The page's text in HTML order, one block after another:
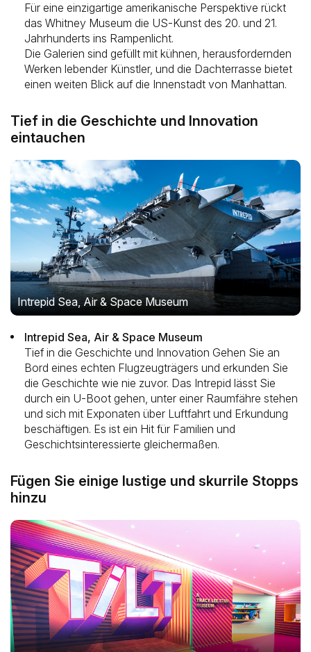
Für eine einzigartige amerikanische Perspektive rückt
das Whitney Museum die US-Kunst des 20. und 21.
Jahrhunderts ins Rampenlicht.
Die Galerien sind gefüllt mit kühnen, herausfordernden
Werken lebender Künstler, und die Dachterrasse bietet
einen weiten Blick auf die Innenstadt von Manhattan.
Tief in die Geschichte und Innovation
eintauchen
Intrepid Sea, Air & Space Museum
Intrepid Sea, Air & Space Museum
Tief in die Geschichte und Innovation Gehen Sie an
Bord eines echten Flugzeugträgers und erkunden Sie
die Geschichte wie nie zuvor. Das Intrepid lässt Sie
durch ein U-Boot gehen, unter einer Raumfähre stehen
und sich mit Exponaten über Luftfahrt und Erkundung
beschäftigen. Es ist ein Hit für Familien und
Geschichtsinteressierte gleichermaßen.
Fügen Sie einige lustige und skurrile Stopps
hinzu